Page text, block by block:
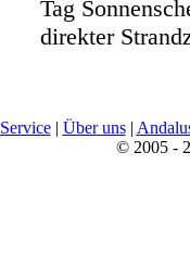
Tag
direkter
Service| Über uns|
© 2005 -